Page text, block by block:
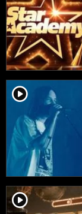
player2
player2